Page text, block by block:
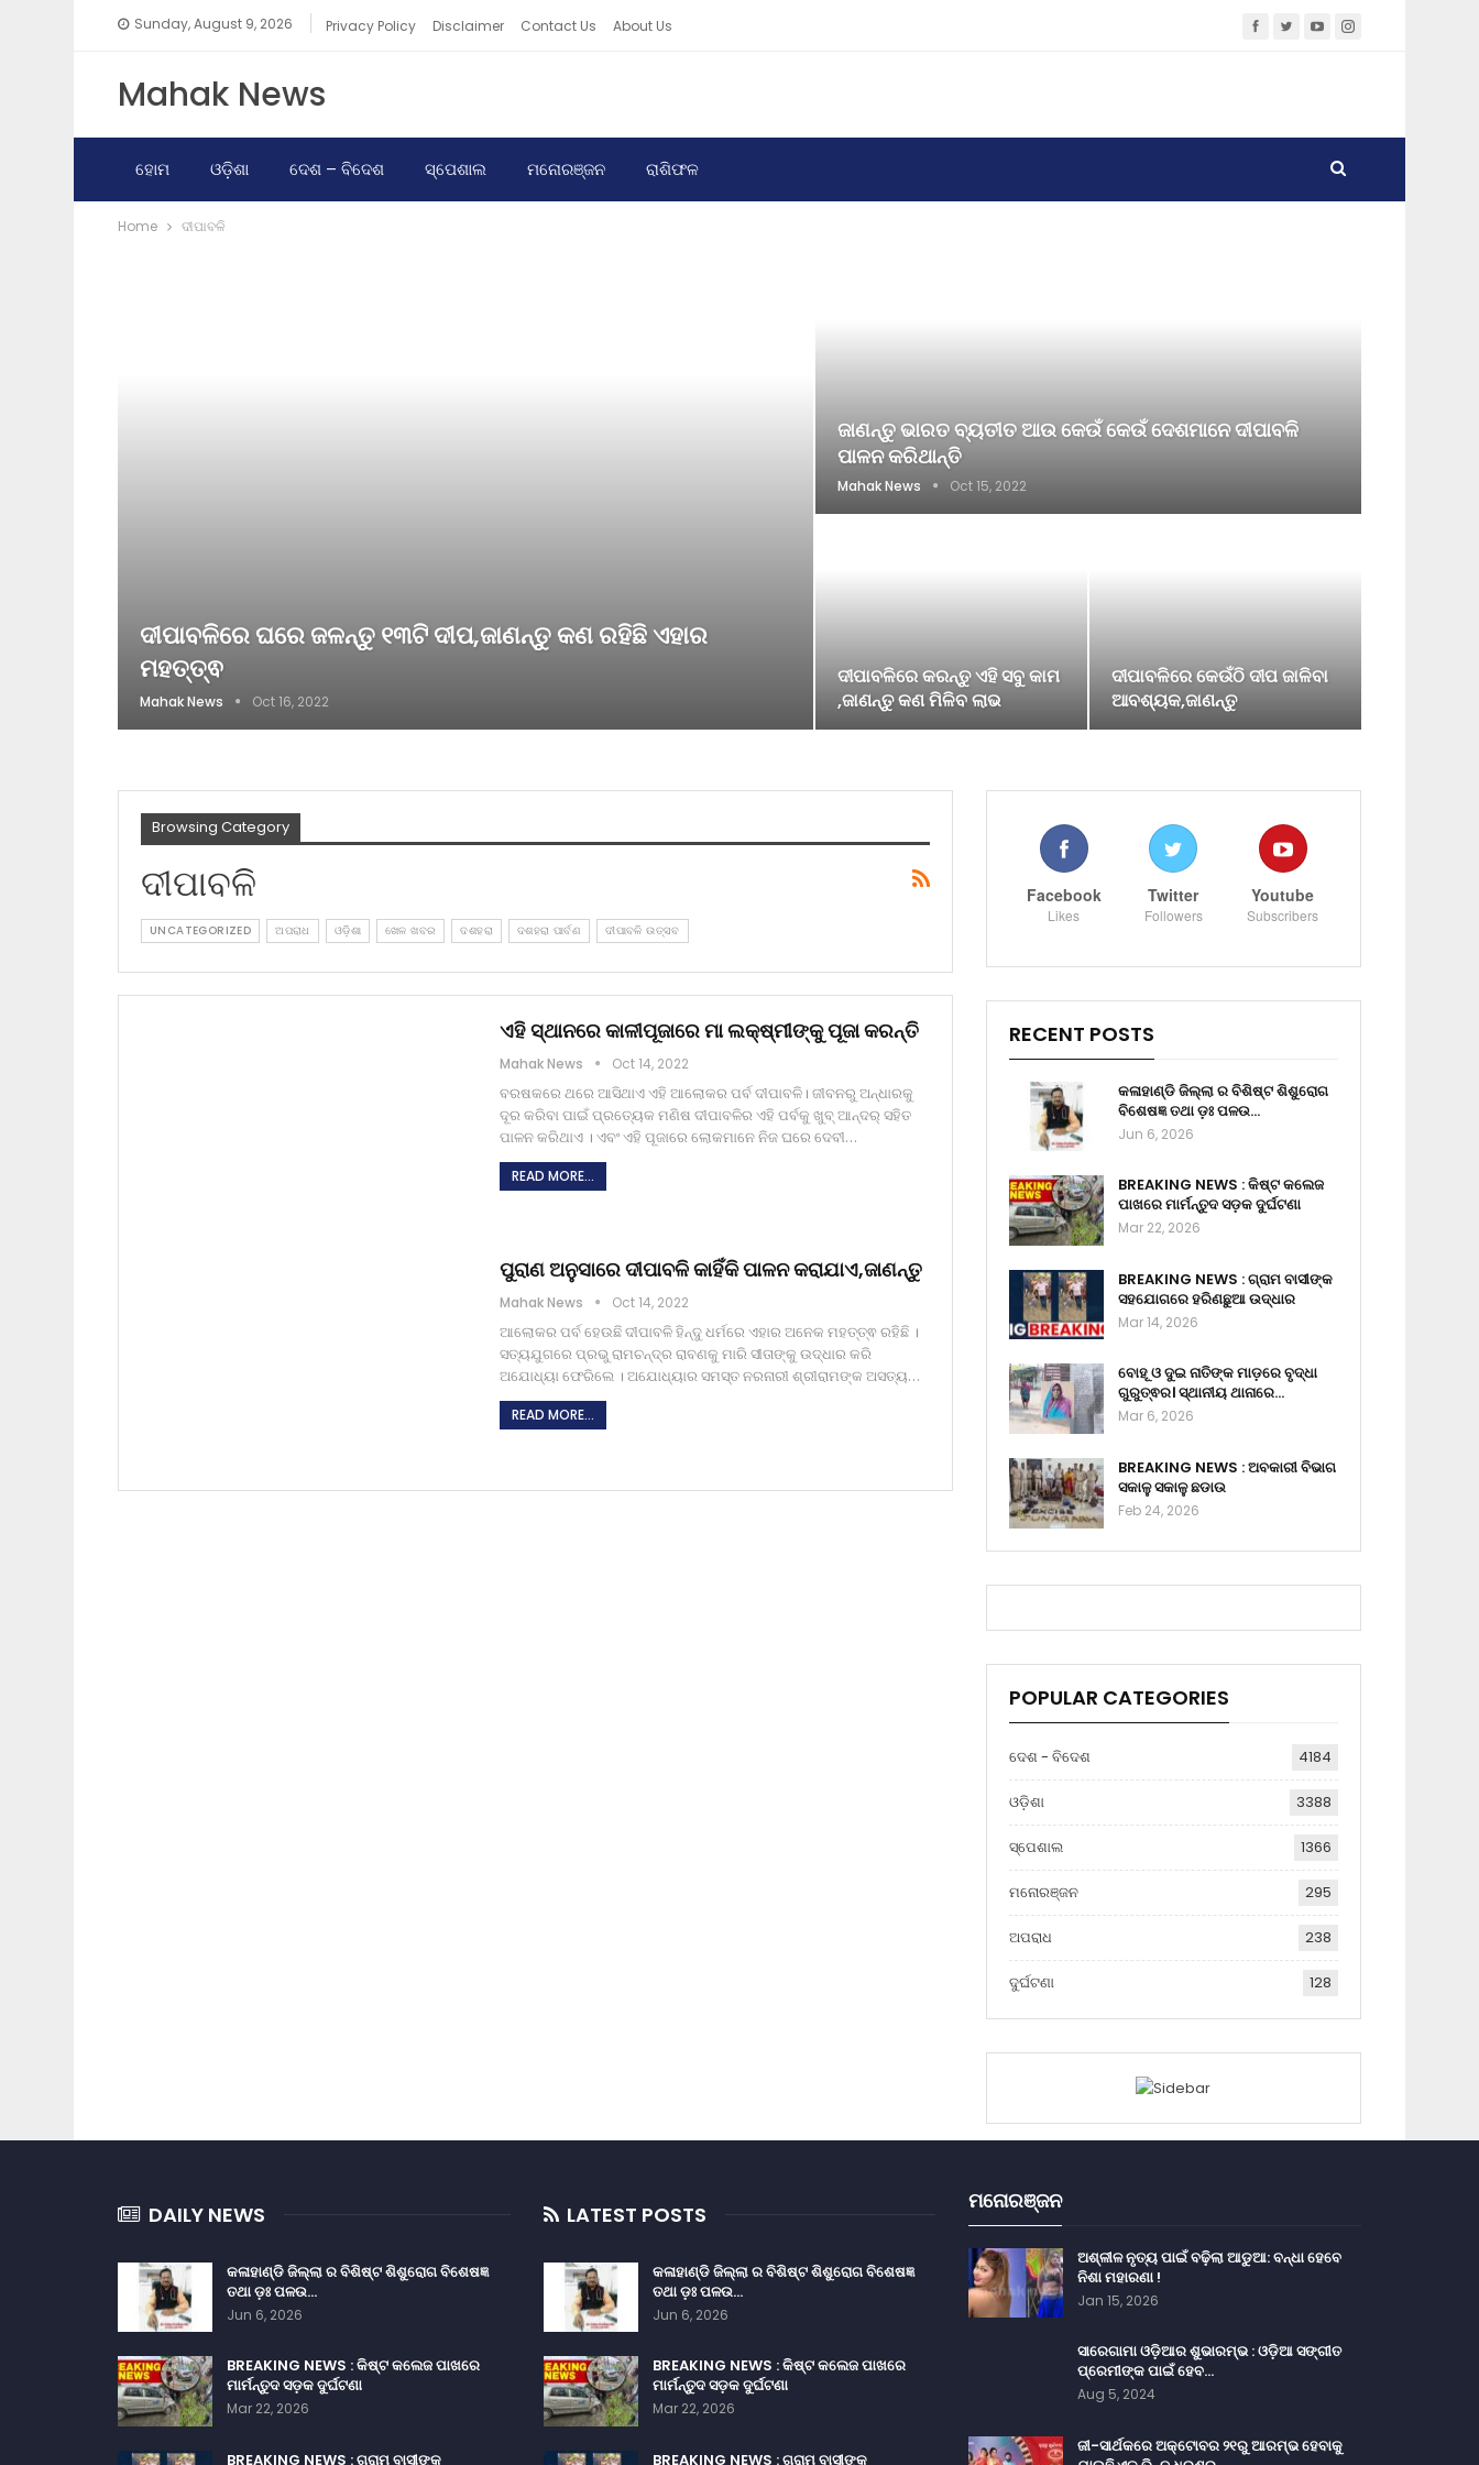
Sunday, August 9, 2026 Privacy Policy Disclaimer Contact Us About Us
Mahak News
ହୋମ ଓଡ଼ିଶା ଦେଶ – ବିଦେଶ ସ୍ପେଶାଲ ମନୋରଞ୍ଜନ ରାଶିଫଳ
Home ଦୀପାବଳି
ଦୀପାବଳିରେ ଘରେ ଜଳନ୍ତୁ ୧୩ଟି ଦୀପ,ଜାଣନ୍ତୁ କଣ ରହିଛି ଏହାର
ମହତ୍ତ୍ଵ
Mahak News Oct 16, 2022
ଜାଣନ୍ତୁ ଭାରତ ବ୍ୟତୀତ ଆଉ କେଉଁ କେଉଁ ଦେଶମାନେ ଦୀପାବଳି
ପାଳନ କରିଥାନ୍ତି
Mahak News Oct 15, 2022
ଦୀପାବଳିରେ କରନ୍ତୁ ଏହି ସବୁ କାମ
,ଜାଣନ୍ତୁ କଣ ମିଳିବ ଲାଭ
ଦୀପାବଳିରେ କେଉଁଠି ଦୀପ ଜାଳିବା
ଆବଶ୍ୟକ,ଜାଣନ୍ତୁ
Browsing Category
ଦୀପାବଳି
UNCATEGORIZED ଅପରାଧ ଓଡ଼ିଶା ଖେଳ ଖବର ଦଶହରା ଦଶହରା ପାର୍ବଣ ଦୀପାବଳି ଉତ୍ସବ
ଏହି ସ୍ଥାନରେ କାଳୀପୂଜାରେ ମା ଲକ୍ଷ୍ମୀଙ୍କୁ ପୂଜା କରନ୍ତି
Mahak News Oct 14, 2022
ବରଷକରେ ଥରେ ଆସିଥାଏ ଏହି ଆଲୋକର ପର୍ବ ଦୀପାବଳି। ଜୀବନରୁ ଅନ୍ଧାରକୁ
ଦୂର କରିବା ପାଇଁ ପ୍ରତ୍ୟେକ ମଣିଷ ଦୀପାବଳିର ଏହି ପର୍ବକୁ ଖୁବ୍ ଆନ୍ଦର୍ ସହିତ
ପାଳନ କରିଥାଏ । ଏବଂ ଏହି ପୂଜାରେ ଲୋକମାନେ ନିଜ ଘରେ ଦେବୀ…
READ MORE...
ପୁରାଣ ଅନୁସାରେ ଦୀପାବଳି କାହିଁକି ପାଳନ କରାଯାଏ,ଜାଣନ୍ତୁ
Mahak News Oct 14, 2022
ଆଲୋକର ପର୍ବ ହେଉଛି ଦୀପାବଳି ହିନ୍ଦୁ ଧର୍ମରେ ଏହାର ଅନେକ ମହତ୍ତ୍ଵ ରହିଛି ।
ସତ୍ୟଯୁଗରେ ପ୍ରଭୁ ରାମଚନ୍ଦ୍ର ରାବଣକୁ ମାରି ସୀତାଙ୍କୁ ଉଦ୍ଧାର କରି
ଅଯୋଧ୍ୟା ଫେରିଲେ । ଅଯୋଧ୍ୟାର ସମସ୍ତ ନରନାରୀ ଶ୍ରୀରାମଙ୍କ ଅସତ୍ୟ…
READ MORE...
Facebook
Likes
Twitter
Followers
Youtube
Subscribers
RECENT POSTS
କଳାହାଣ୍ଡି ଜିଲ୍ଲା ର ବିଶିଷ୍ଟ ଶିଶୁରୋଗ
ବିଶେଷଜ୍ଞ ତଥା ଡ଼ଃ ପଳଉ…
Jun 6, 2026
BREAKING NEWS : କିଷ୍ଟ କଲେଜ
ପାଖରେ ମାର୍ମନ୍ତୁଦ ସଡ଼କ ଦୁର୍ଘଟଣା
Mar 22, 2026
BREAKING NEWS : ଗ୍ରାମ ବାସୀଙ୍କ
ସହଯୋଗରେ ହରିଣଛୁଆ ଉଦ୍ଧାର
Mar 14, 2026
ବୋହୂ ଓ ଦୁଇ ନାତିଙ୍କ ମାଡ଼ରେ ବୃଦ୍ଧା
ଗୁରୁତ୍ଵର। ସ୍ଥାନୀୟ ଥାନାରେ…
Mar 6, 2026
BREAKING NEWS : ଅବକାରୀ ବିଭାଗ
ସକାଳୁ ସକାଳୁ ଛଡାଉ
Feb 24, 2026
POPULAR CATEGORIES
ଦେଶ - ବିଦେଶ 4184
ଓଡ଼ିଶା 3388
ସ୍ପେଶାଲ 1366
ମନୋରଞ୍ଜନ 295
ଅପରାଧ 238
ଦୁର୍ଘଟଣା 128
DAILY NEWS
କଳାହାଣ୍ଡି ଜିଲ୍ଲା ର ବିଶିଷ୍ଟ ଶିଶୁରୋଗ ବିଶେଷଜ୍ଞ
ତଥା ଡ଼ଃ ପଳଉ…
Jun 6, 2026
BREAKING NEWS : କିଷ୍ଟ କଲେଜ ପାଖରେ
ମାର୍ମନ୍ତୁଦ ସଡ଼କ ଦୁର୍ଘଟଣା
Mar 22, 2026
BREAKING NEWS : ଗ୍ରାମ ବାସୀଙ୍କ
LATEST POSTS
କଳାହାଣ୍ଡି ଜିଲ୍ଲା ର ବିଶିଷ୍ଟ ଶିଶୁରୋଗ ବିଶେଷଜ୍ଞ
ତଥା ଡ଼ଃ ପଳଉ…
Jun 6, 2026
BREAKING NEWS : କିଷ୍ଟ କଲେଜ ପାଖରେ
ମାର୍ମନ୍ତୁଦ ସଡ଼କ ଦୁର୍ଘଟଣା
Mar 22, 2026
BREAKING NEWS : ଗ୍ରାମ ବାସୀଙ୍କ
ମନୋରଞ୍ଜନ
ଅଶ୍ଳୀଳ ନୃତ୍ୟ ପାଇଁ ବଢ଼ିଲା ଆଡୁଆ: ବନ୍ଧା ହେବେ
ନିଶା ମହାରଣା !
Jan 15, 2026
ସାରେଗାମା ଓଡ଼ିଆର ଶୁଭାରମ୍ଭ : ଓଡ଼ିଆ ସଙ୍ଗୀତ
ପ୍ରେମୀଙ୍କ ପାଇଁ ହେବ…
Aug 5, 2024
ଜୀ-ସାର୍ଥକରେ ଅକ୍ଟୋବର ୨୧ରୁ ଆରମ୍ଭ ହେବାକୁ